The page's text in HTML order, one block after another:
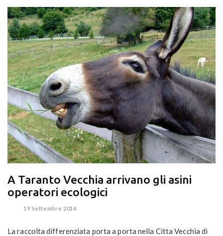
A Taranto Vecchia arrivano gli asini
operatori ecologici
19 Settembre 2014
La raccolta differenziata porta a porta nella Citta Vecchia di